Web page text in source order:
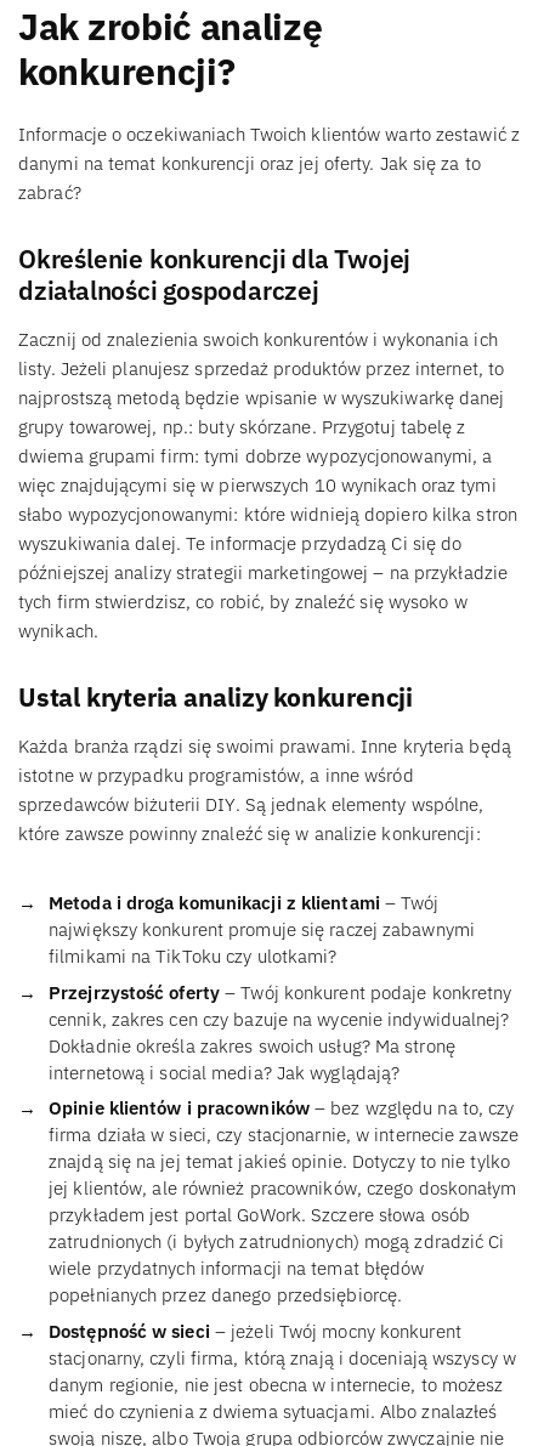
Jak zrobić analizę
konkurencji?
Informacje o oczekiwaniach Twoich klientów warto zestawić z
danymi na temat konkurencji oraz jej oferty. Jak się za to
zabrać?
Określenie konkurencji dla Twojej
działalności gospodarczej
Zacznij od znalezienia swoich konkurentów i wykonania ich
listy. Jeżeli planujesz sprzedaż produktów przez internet, to
najprostszą metodą będzie wpisanie w wyszukiwarkę danej
grupy towarowej, np.: buty skórzane. Przygotuj tabelę z
dwiema grupami firm: tymi dobrze wypozycjonowanymi, a
więc znajdującymi się w pierwszych 10 wynikach oraz tymi
słabo wypozycjonowanymi: które widnieją dopiero kilka stron
wyszukiwania dalej. Te informacje przydadzą Ci się do
późniejszej analizy strategii marketingowej – na przykładzie
tych firm stwierdzisz, co robić, by znaleźć się wysoko w
wynikach.
Ustal kryteria analizy konkurencji
Każda branża rządzi się swoimi prawami. Inne kryteria będą
istotne w przypadku programistów, a inne wśród
sprzedawców biżuterii DIY. Są jednak elementy wspólne,
które zawsze powinny znaleźć się w analizie konkurencji:
Metoda i droga komunikacji z klientami– Twój
największy konkurent promuje się raczej zabawnymi
filmikami na TikToku czy ulotkami?
Przejrzystość oferty– Twój konkurent podaje konkretny
cennik, zakres cen czy bazuje na wycenie indywidualnej?
Dokładnie określa zakres swoich usług? Ma stronę
internetową i social media? Jak wyglądają?
Opinie klientów i pracowników– bez względu na to, czy
firma działa w sieci, czy stacjonarnie, w internecie zawsze
znajdą się na jej temat jakieś opinie. Dotyczy to nie tylko
jej klientów, ale również pracowników, czego doskonałym
przykładem jest portal GoWork. Szczere słowa osób
zatrudnionych (i byłych zatrudnionych) mogą zdradzić Ci
wiele przydatnych informacji na temat błędów
popełnianych przez danego przedsiębiorcę.
Dostępność w sieci– jeżeli Twój mocny konkurent
stacjonarny, czyli firma, którą znają i doceniają wszyscy w
danym regionie, nie jest obecna w internecie, to możesz
mieć do czynienia z dwiema sytuacjami. Albo znalazłeś
swoją niszę, albo Twoja grupa odbiorców zwyczajnie nie